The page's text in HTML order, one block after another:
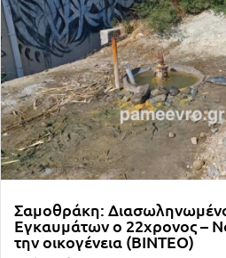
Σαμοθράκη:
Εγκαυμάτων ο 22χρονος –
την οικογένεια (ΒΙΝΤΕΟ)